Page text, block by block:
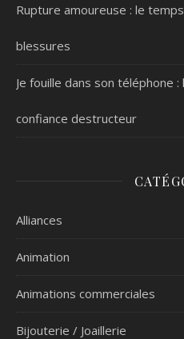
Rupture amoureuse : le
blessures
Je fouille dans son téléphone
confiance destructeur
Alliances
Animation
Animations commerciales
Bijouterie / Joaillerie